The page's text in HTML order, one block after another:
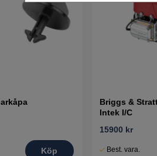
Köp
Briggs &
Intek I/C
15900 kr
Best. vara.